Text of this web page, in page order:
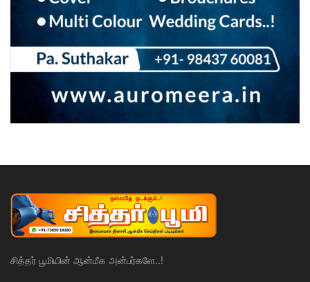
சித்தர் பூமியின் ஆன்மீக அன்பர்களே..!